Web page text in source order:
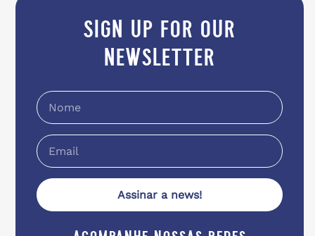
sign up for our
newsletter
Assinar a news!